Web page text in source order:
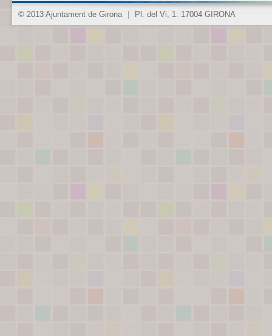
© 2013 Ajuntament de Girona Pl. del Vi, 1. 17004 GIRONA